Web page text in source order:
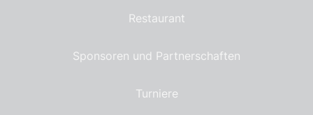
Restaurant
Sponsoren und Partnerschaften
Turniere